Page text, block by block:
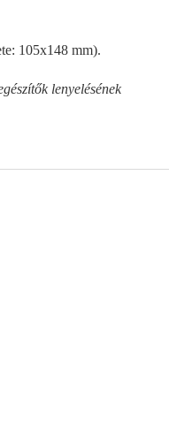
105x148 mm).
lenyelésének